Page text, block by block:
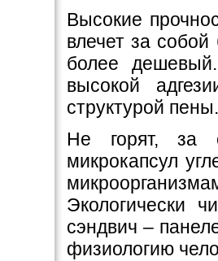
Высокие
влечет за собой
более
высокой
структурой пены.
Не горят, за
микрокапсул
Экологически
сэндвич –
физиологию